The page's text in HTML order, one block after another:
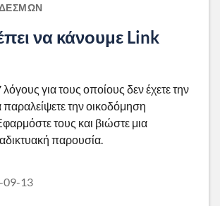
να κάνουμε Link
για τους οποίους δεν έχετε την
παραλείψετε την οικοδόμηση
τους και βιώστε μια
παρουσία.
09-13